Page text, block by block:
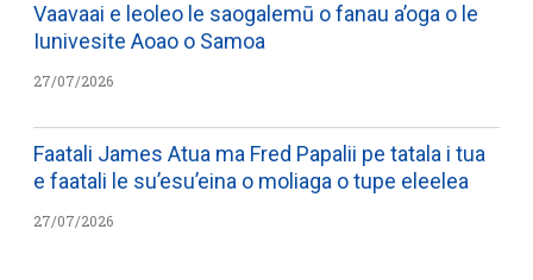
Vaavaai e leoleo le saogalemū o fanau a’oga o le
Iunivesite Aoao o Samoa
27/07/2026
Faatali James Atua ma Fred Papalii pe tatala i tua
e faatali le su’esu’eina o moliaga o tupe eleelea
27/07/2026